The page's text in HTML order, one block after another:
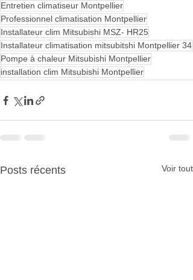
Entretien climatiseur Montpellier
Professionnel climatisation Montpellier
Installateur clim Mitsubishi MSZ- HR25
Installateur climatisation mitsubitshi Montpellier 34
Pompe à chaleur Mitsubishi Montpellier
installation clim Mitsubishi Montpellier
Posts récents Voir tout